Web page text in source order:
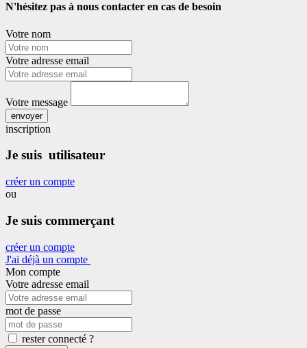
N'hésitez pas à nous contacter en cas de besoin
Votre nom
Votre adresse email
Votre message
envoyer
inscription
Je suis utilisateur
créer un compte
ou
Je suis commerçant
créer un compte
J'ai déjà un compte
Mon compte
Votre adresse email
mot de passe
rester connecté ?